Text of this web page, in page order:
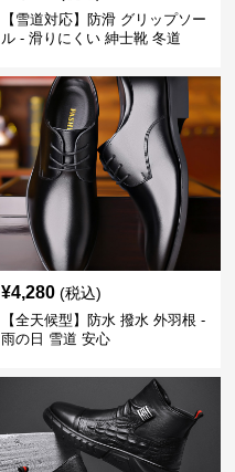
【雪道対応】防滑 グリップソー
ル - 滑りにくい 紳士靴 冬道
¥4,280 (税込)
【全天候型】防水 撥水 外羽根 -
雨の日 雪道 安心